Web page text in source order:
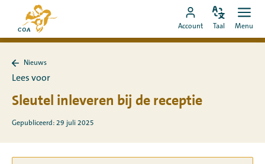
naar
content
Naar
de
startpagina
MyCOA
Ga
naar
Account
Pas
taal
Taal Menu
naar
Nieuws
Lees voor
Sleutel inleveren bij de receptie
Gepubliceerd: 29 juli 2025